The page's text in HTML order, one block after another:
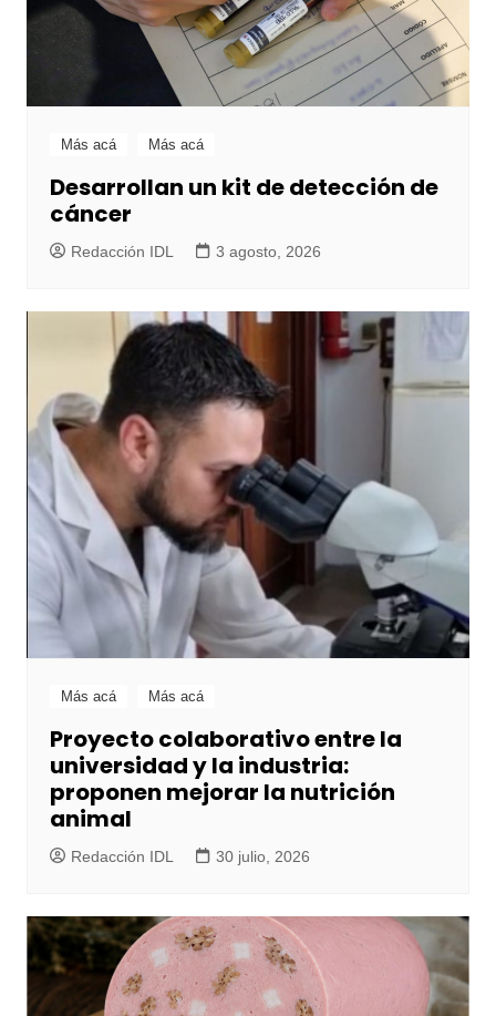
Más acá Más acá
Desarrollan un kit de detección de
cáncer
Redacción IDL 3 agosto, 2026
Más acá Más acá
Proyecto colaborativo entre la
universidad y la industria:
proponen mejorar la nutrición
animal
Redacción IDL 30 julio, 2026